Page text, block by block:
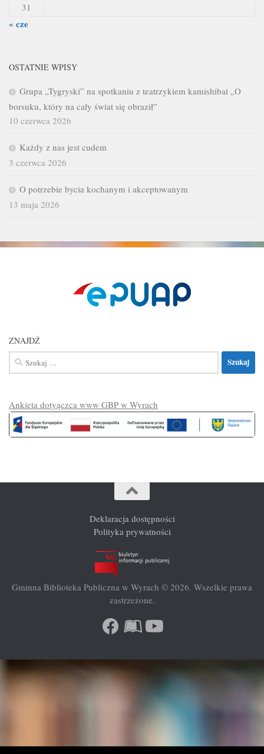
31
« cze
OSTATNIE WPISY
Grupa „Tygryski” na spotkaniu z teatrzykiem kamishibai „O
borsuku, który na cały świat się obraził”
10 czerwca 2026
Każdy z nas jest cudem
3 czerwca 2026
O potrzebie bycia kochanym i akceptowanym
13 maja 2026
ZNAJDŹ
Szukaj:
Ankieta dotyączca www GBP w Wyrach
Deklaracja dostępności
Polityka prywatności
Gminna Biblioteka Publiczna w Wyrach © 2026. Wszelkie prawa
zastrzeżone.